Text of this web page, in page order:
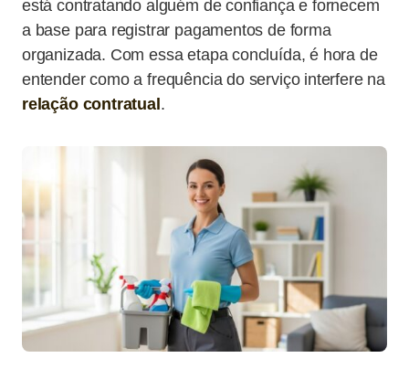
está contratando alguém de confiança e fornecem
a base para registrar pagamentos de forma
organizada. Com essa etapa concluída, é hora de
entender como a frequência do serviço interfere na
relação contratual .